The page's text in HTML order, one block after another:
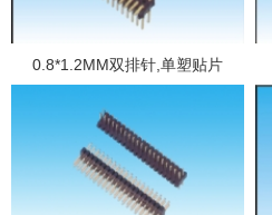
0.8*1.2MM双排针,单塑贴片